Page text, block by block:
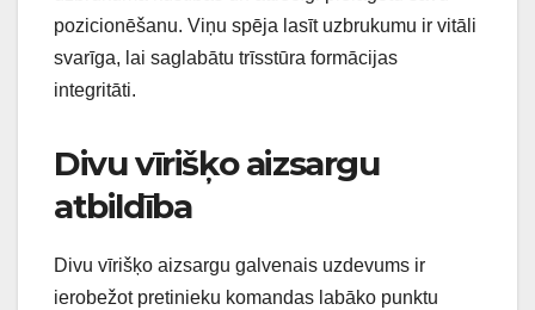
pozicionēšanu. Viņu spēja lasīt uzbrukumu ir vitāli
svarīga, lai saglabātu trīsstūra formācijas
integritāti.
Divu vīrišķo aizsargu
atbildība
Divu vīrišķo aizsargu galvenais uzdevums ir
ierobežot pretinieku komandas labāko punktu